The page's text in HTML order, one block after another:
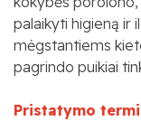
palaikyti higieną ir
mėgstantiems
pagrindo puikiai
Pristatymo